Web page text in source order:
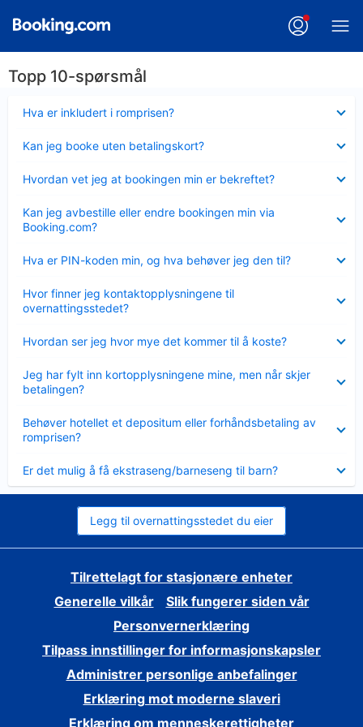
Topp 10-spørsmål
Hva er inkludert i romprisen?
mindre
Kan jeg booke uten betalingskort?
mindre
Hvordan vet jeg at bookingen min er bekreftet?
mindre
Kan jeg avbestille eller endre bookingen min via
Booking.com?
mindre
Hva er PIN-koden min, og hva behøver jeg den til?
mindre
Hvor finner jeg kontaktopplysningene til
overnattingsstedet?
mindre
Hvordan ser jeg hvor mye det kommer til å koste?
mindre
Jeg har fylt inn kortopplysningene mine, men når skjer
betalingen?
mindre
Behøver hotellet et depositum eller forhåndsbetaling av
romprisen?
mindre
Er det mulig å få ekstraseng/barneseng til barn?
mindre
Legg til overnattingsstedet du eier
Tilrettelagt for stasjonære enheter
Generelle vilkår
Slik fungerer siden vår
Personvernerklæring
Tilpass innstillinger for informasjonskapsler
Administrer personlige anbefalinger
Erklæring mot moderne slaveri
Erklæring om menneskerettigheter